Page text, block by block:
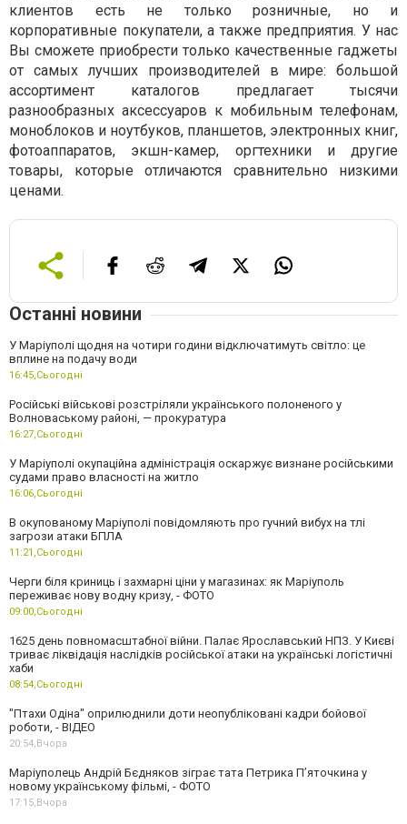
клиентов есть не только розничные, но и
корпоративные покупатели, а также предприятия. У нас
Вы сможете приобрести только качественные гаджеты
от самых лучших производителей в мире: большой
ассортимент каталогов предлагает тысячи
разнообразных аксессуаров к мобильным телефонам,
моноблоков и ноутбуков, планшетов, электронных книг,
фотоаппаратов, экшн-камер, оргтехники и другие
товары, которые отличаются сравнительно низкими
ценами.
Останні новини
У Маріуполі щодня на чотири години відключатимуть світло: це
вплине на подачу води
16:45,Сьогодні
Російські військові розстріляли українського полоненого у
Волноваському районі, — прокуратура
16:27,Сьогодні
У Маріуполі окупаційна адміністрація оскаржує визнане російськими
судами право власності на житло
16:06,Сьогодні
В окупованому Маріуполі повідомляють про гучний вибух на тлі
загрози атаки БПЛА
11:21,Сьогодні
Черги біля криниць і захмарні ціни у магазинах: як Маріуполь
переживає нову водну кризу, - ФОТО
09:00,Сьогодні
1625 день повномасштабної війни. Палає Ярославський НПЗ. У Києві
триває ліквідація наслідків російської атаки на українські логістичні
хаби
08:54,Сьогодні
"Птахи Одіна" оприлюднили доти неопубліковані кадри бойової
роботи, - ВІДЕО
20:54,Вчора
Маріуполець Андрій Бєдняков зіграє тата Петрика П’яточкина у
новому українському фільмі, - ФОТО
17:15,Вчора